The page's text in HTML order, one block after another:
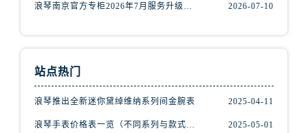
安徽省六安市金安区解放中路浪琴售后服务中心（需提前预约）
浪琴南京官方专柜2026年7月服务升级｜客户热线+门店信息重磅公示 2026-07-10
站点热门
浪琴推出全新迷你黛绰维纳系列间金腕表 2025-04-11
浪琴手表价格表一览（不同系列与款式的价格区间） 2025-05-01